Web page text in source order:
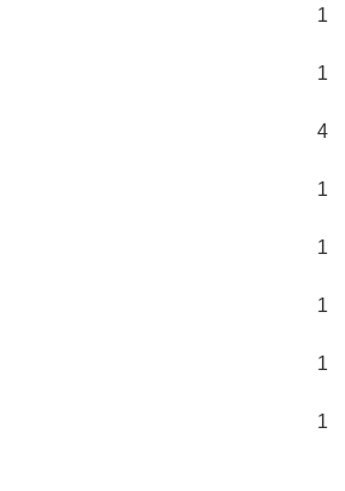
1
1
4
1
1
1
1
1